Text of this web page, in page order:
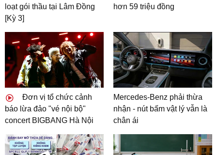
loạt gói thầu tại Lâm Đồng
[Kỳ 3]
hơn 59 triệu đồng
Đơn vị tổ chức cảnh
báo lừa đảo "vé nội bộ"
concert BIGBANG Hà Nội
Mercedes-Benz phải thừa
nhận - nút bấm vật lý vẫn là
chân ái